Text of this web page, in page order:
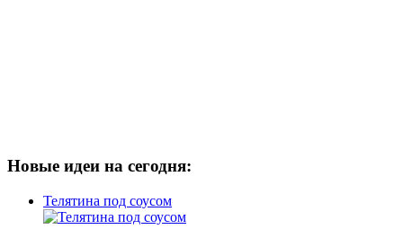
Новые идеи на сегодня:
Телятина под соусом